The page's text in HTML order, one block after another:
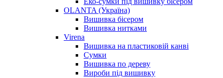
OLANTA (Україна)
Вишивка бісером
Вишивка нитками
Virena
Вишивка на пластиковій канві
Сумки
Вишивка по дереву
Вироби під вишивку